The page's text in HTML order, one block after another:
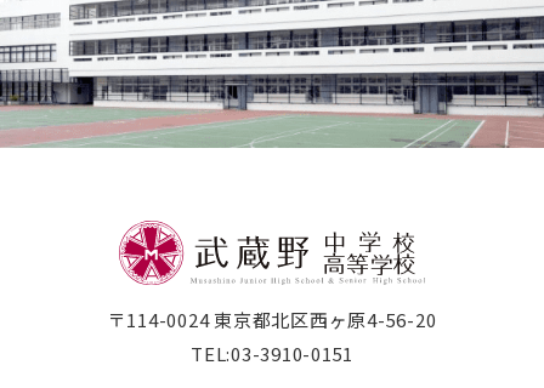
〒114-0024 東京都北区西ヶ原4-56-20
TEL:03-3910-0151